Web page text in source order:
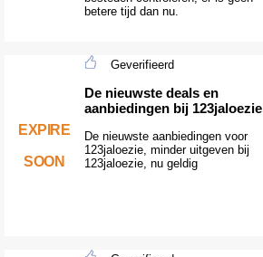
betere tijd dan nu.
EXPIRE
SOON
Geverifieerd
De nieuwste deals en
aanbiedingen bij 123jaloezie
De nieuwste aanbiedingen voor
123jaloezie, minder uitgeven bij
123jaloezie, nu geldig